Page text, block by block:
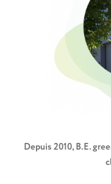
Depuis 2010, B.E.